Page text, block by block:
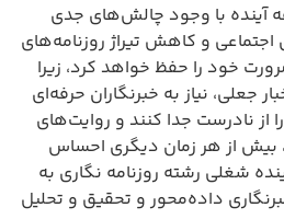
آینده با وجود چالش‌های جدی
و کاهش تیراژ روزنامه‌های
خود را حفظ خواهد کرد، زیرا
جعلی، نیاز به خبرنگاران حرفه‌ای
از نادرست جدا کنند و روایت‌های
بیش از هر زمان دیگری احساس
شغلی رشته روزنامه نگاری به
داده‌محور و تحقیق و تحلیل